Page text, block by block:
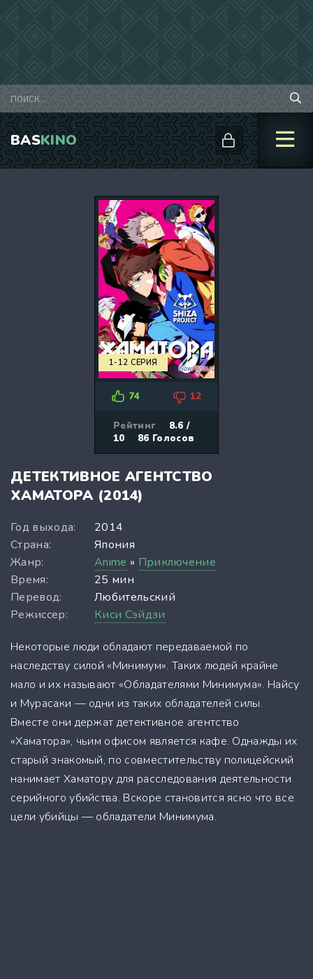
BASKINO
1-12 СЕРИЯ
74 12
Рейтинг
8.6 /
10
86 Голосов
ДЕТЕКТИВНОЕ АГЕНТСТВО
ХАМАТОРА (2014)
Год выхода:
2014
Страна:
Япония
Жанр:
Anime » Приключение
Время:
25 мин
Перевод:
Любительский
Режиссер:
Киси Сэйдзи
Некоторые люди обладают передаваемой по
наследству силой «Минимум». Таких людей крайне
мало и их называют «Обладателями Минимума». Найсу
и Мурасаки — одни из таких обладателей силы.
Вместе они держат детективное агентство
«Хаматора», чьим офисом является кафе. Однажды их
старый знакомый, по совместительству полицейский
нанимает Хаматору для расследования деятельности
серийного убийства. Вскоре становится ясно что все
цели убийцы — обладатели Минимума.